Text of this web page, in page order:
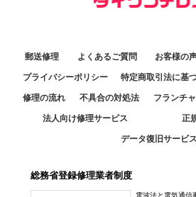
郵送修理 よくあるご質問 お客様の
プライバシーポリシー 特定商取引法に基
修理の流れ 不具合の対処法 フランチ
法人向け修理サービス 正
データ復旧サービス
総務省登録修理業者制度
電波法と電気通信